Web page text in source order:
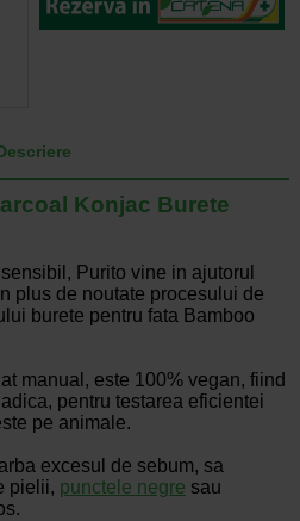
Konjac Burete
Purito vine in ajutorul
plus de noutate procesului de
burete pentru fata Bamboo
manual, este 100% vegan, fiind
pentru testarea eficientei
pe animale.
excesul de sebum, sa
pielii, punctele negre sau